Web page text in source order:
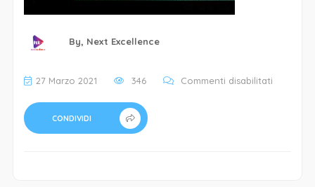
By, Next Excellence
27 Marzo 2021 346 Commenti disabilitatisu
CONDIVIDI